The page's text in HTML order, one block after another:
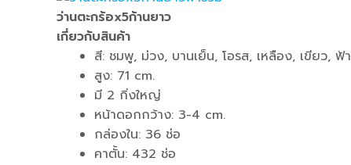
ว่านตะกร้อx5ก้านยาว
เกี่ยวกับสินค้า
สี: ชมพู, ม่วง, บานเย็น, โอรส, เหลือง, เขียว, ฟ้า
สูง: 71 cm.
มี 2 กิ่งใหญ่
หน้าดอกกว้าง: 3-4 cm.
กล่องใน: 36 ช่อ
คาตั้น: 432 ช่อ